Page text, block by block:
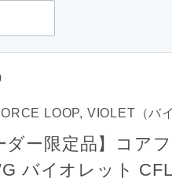
LOOP, VIOLET（バ
ダー限定品】コア
バイオレット